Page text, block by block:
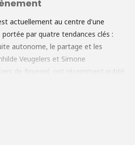
actuellement au centre d'une
par quatre tendances clés :
autonome, le partage et les
Veugelers et Simone
de Bruegel, ont récemment publié
où l'électrification progresse
sont encourageants pour
mondiale au véhicule électrique,